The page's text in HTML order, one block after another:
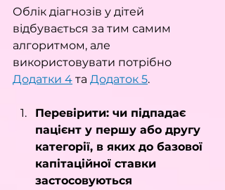
Облік діагнозів у дітей
відбувається за тим самим
алгоритмом, але
використовувати потрібно
Додатки 4 та Додаток 5.
Перевірити: чи підпадає
пацієнт у першу або другу
категорії, в яких до базової
капітаційної ставки
застосовуються